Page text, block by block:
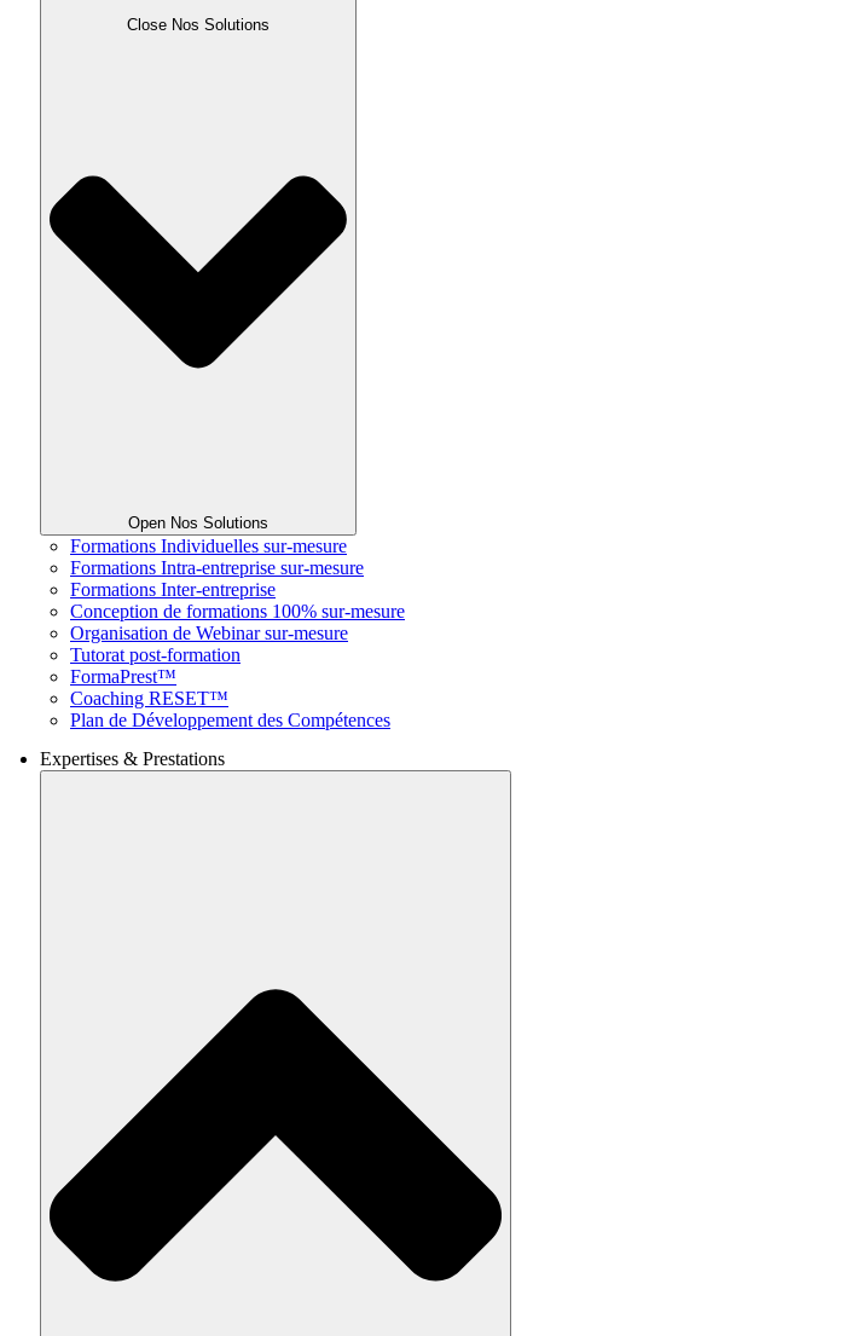
Close Nos Solutions
Open Nos Solutions
Formations Individuelles sur-mesure
Formations Intra-entreprise sur-mesure
Formations Inter-entreprise
Conception de formations 100% sur-mesure
Organisation de Webinar sur-mesure
Tutorat post-formation
FormaPrest™
Coaching RESET™
Plan de Développement des Compétences
Expertises & Prestations